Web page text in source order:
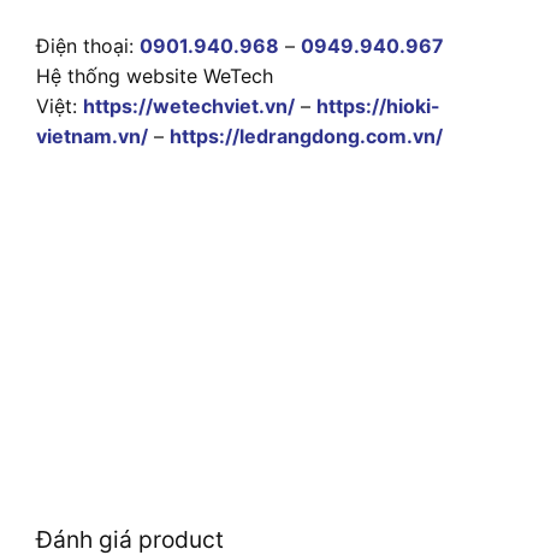
Điện thoại: 0901.940.968 – 0949.940.967
Hệ thống website WeTech
Việt: https://wetechviet.vn/ – https://hioki-
vietnam.vn/ – https://ledrangdong.com.vn/
Đánh giá product